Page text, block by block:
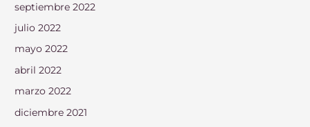
septiembre 2022
julio 2022
mayo 2022
abril 2022
marzo 2022
diciembre 2021